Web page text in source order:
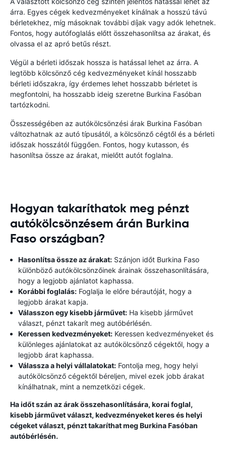
árra. Egyes cégek kedvezményeket kínálnak a hosszú távú
bérletekhez, míg másoknak további díjak vagy adók lehetnek.
Fontos, hogy autófoglalás előtt összehasonlítsa az árakat, és
olvassa el az apró betűs részt.
Végül a bérleti időszak hossza is hatással lehet az árra. A
legtöbb kölcsönző cég kedvezményeket kínál hosszabb
bérleti időszakra, így érdemes lehet hosszabb bérletet is
megfontolni, ha hosszabb ideig szeretne Burkina Fasóban
tartózkodni.
Összességében az autókölcsönzési árak Burkina Fasóban
változhatnak az autó típusától, a kölcsönző cégtől és a bérleti
időszak hosszától függően. Fontos, hogy kutasson, és
hasonlítsa össze az árakat, mielőtt autót foglalna.
Hogyan takaríthatok meg pénzt
autókölcsönzésem árán Burkina
Faso országban?
Hasonlítsa össze az árakat: Szánjon időt Burkina Faso
különböző autókölcsönzőinek árainak összehasonlítására,
hogy a legjobb ajánlatot kaphassa.
Korábbi foglalás: Foglalja le előre bérautóját, hogy a
legjobb árakat kapja.
Válasszon egy kisebb járművet: Ha kisebb járművet
választ, pénzt takarít meg autóbérlésén.
Keressen kedvezményeket: Keressen kedvezményeket és
különleges ajánlatokat az autókölcsönző cégektől, hogy a
legjobb árat kaphassa.
Válassza a helyi vállalatokat: Fontolja meg, hogy helyi
autókölcsönző cégektől béreljen, mivel ezek jobb árakat
kínálhatnak, mint a nemzetközi cégek.
Ha időt szán az árak összehasonlítására, korai foglal,
kisebb járművet választ, kedvezményeket keres és helyi
cégeket választ, pénzt takaríthat meg Burkina Fasóban
autóbérlésén.